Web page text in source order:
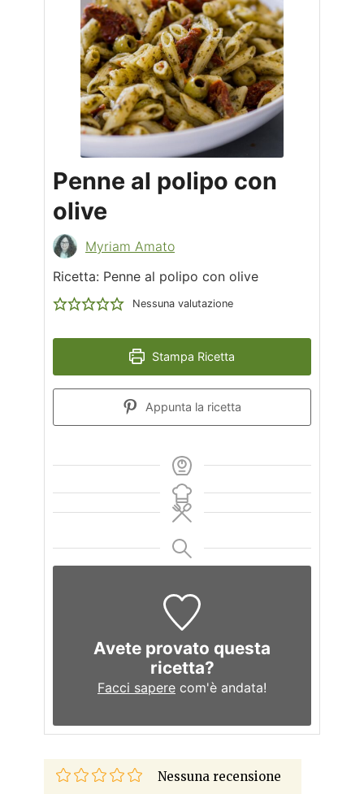
Penne al polipo con
olive
Myriam Amato
Ricetta: Penne al polipo con olive
Nessuna valutazione
Stampa Ricetta
Appunta la ricetta
Avete provato questa
ricetta?
Facci sapere com'è andata!
Nessuna recensione